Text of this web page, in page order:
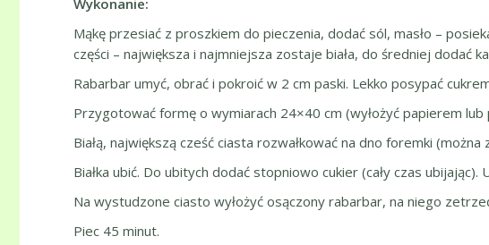
Mąkę przesiać z proszkiem do pieczenia, dodać sól, masło –
części – największa i najmniejsza zostaje biała, do średniej dodać
Rabarbar umyć, obrać i pokroić w 2 cm paski. Lekko posypać
Przygotować formę o wymiarach 24×40 cm (wyłożyć papierem lub
Białą, największą cześć ciasta rozwałkować na dno foremki
Białka ubić. Do ubitych dodać stopniowo cukier (cały czas
Na wystudzone ciasto wyłożyć osączony rabarbar, na niego
Piec 45 minut.